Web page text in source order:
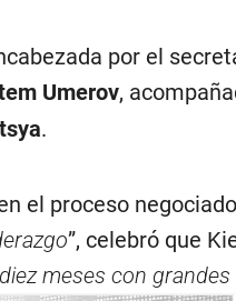
por el
Umerov,
.
el proceso
”, celebró que
meses con grandes